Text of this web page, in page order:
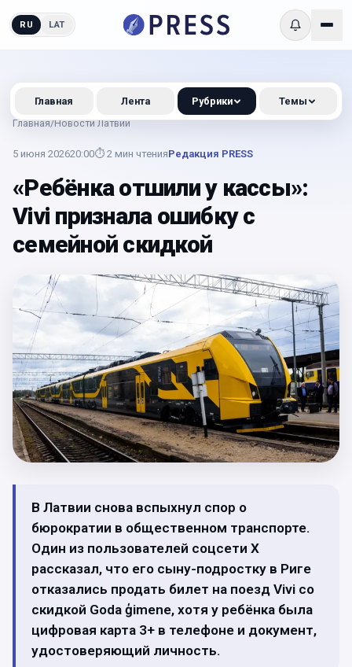
RU LAT
Главная/Новости Латвии
5 июня 202620:00⏱ 2 мин чтенияРедакция PRESS
«Ребёнка отшили у кассы»:
Vivi признала ошибку с
семейной скидкой
В Латвии снова вспыхнул спор о
бюрократии в общественном транспорте.
Один из пользователей соцсети X
рассказал, что его сыну-подростку в Риге
отказались продать билет на поезд Vivi со
скидкой Goda ģimene, хотя у ребёнка была
цифровая карта 3+ в телефоне и документ,
удостоверяющий личность.
Главная Лента Рубрики Темы